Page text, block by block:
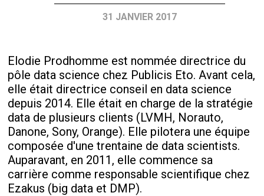
31 JANVIER 2017
Elodie Prodhomme est nommée directrice du
pôle data science chez Publicis Eto. Avant cela,
elle était directrice conseil en data science
depuis 2014. Elle était en charge de la stratégie
data de plusieurs clients (LVMH, Norauto,
Danone, Sony, Orange). Elle pilotera une équipe
composée d'une trentaine de data scientists.
Auparavant, en 2011, elle commence sa
carrière comme responsable scientifique chez
Ezakus (big data et DMP).